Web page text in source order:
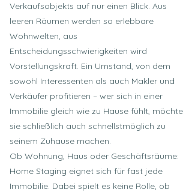
Verkaufsobjekts auf nur einen Blick. Aus
leeren Räumen werden so erlebbare
Wohnwelten, aus
Entscheidungsschwierigkeiten wird
Vorstellungskraft. Ein Umstand, von dem
sowohl Interessenten als auch Makler und
Verkäufer profitieren – wer sich in einer
Immobilie gleich wie zu Hause fühlt, möchte
sie schließlich auch schnellstmöglich zu
seinem Zuhause machen.
Ob Wohnung, Haus oder Geschäftsräume:
Home Staging eignet sich für fast jede
Immobilie. Dabei spielt es keine Rolle, ob